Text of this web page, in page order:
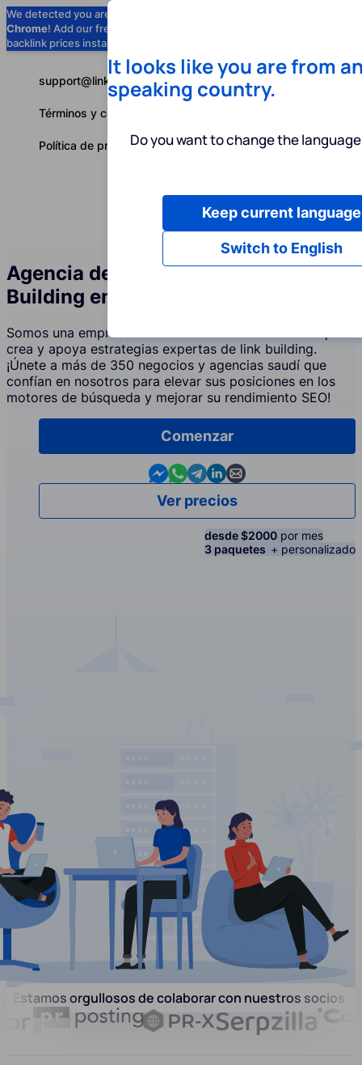
We detected you are using
Chrome! Add our free extension to check
backlink prices instantly as you browse.
Servicios
Español
support@linkbuilder.com
Términos y condiciones
Política de privacidad
Agencia de Servicios de Link
Building en Arabia Saudita
Somos una empresa reconocida en Arabia Saudita que
crea y apoya estrategias expertas de link building.
¡Únete a más de 350 negocios y agencias saudí que
confían en nosotros para elevar sus posiciones en los
motores de búsqueda y mejorar su rendimiento SEO!
Comenzar
Contact us in Messenger
Contact us in WhatsApp
Contact us in Telegram
Contact us in Linkedin
Contact us by email
Ver precios
desde $2000 por mes
3 paquetes + personalizado
Estamos orgullosos de colaborar con nuestros socios:
It looks like you are from
speaking country.
Do you want to change the
Switch to English
Keep current language